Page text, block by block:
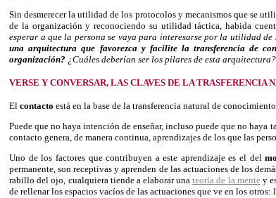
Sin desmerecer la utilidad de los protocolos y mecanismos que se
de la organización y reconociendo su utilidad táctica, habida
esperar a que la persona se vaya para interesarse por la utilidad
una arquitectura que favorezca y facilite la transferencia de
organización? ¿Cuáles deberían ser los pilares de esta arquitectura?
VERSE Y CONVERSAR, LAS CLAVES DE LA
Elcontacto está en la base de la transferencia natural de
Puede que no haya intención de enseñar, incluso puede que no haya
contacto genera, de manera continua, aprendizajes de los que las
Uno de los factores que contribuyen a este aprendizaje es el del
permanente, son receptivas y aprenden de las actuaciones de los
rabillo del ojo, cualquiera tiende a elaborar unateoría de la mentey
de rellenar los espacios vacíos de las actuaciones que ve en los